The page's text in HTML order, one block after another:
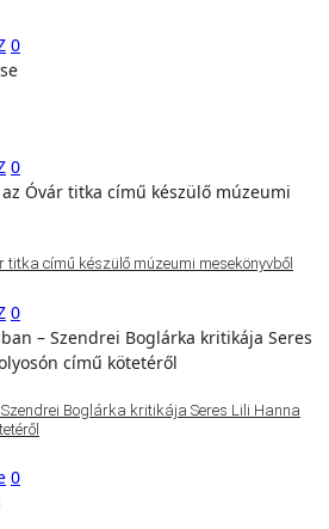
0
0
titka című készülő múzeumi mesekönyvből
0
Boglárka kritikája Seres Lili Hanna
0